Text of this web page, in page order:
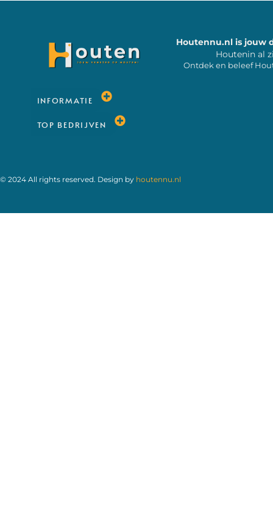
Houtennu.nl is jouw
Houtenin al
Ontdek en beleef
INFORMATIE
TOP BEDRIJVEN
© 2024 All rights reserved. Design by houtennu.nl